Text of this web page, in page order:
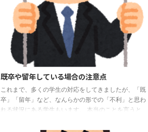
既卒や留年している場合の注意点
これまで、多くの学生の対応をしてきましたが、「既
卒」「留年」など、なんらかの形での「不利」と思わ
れる状況にある学生もいます。 本当のことを言うと、
ません。大切なことは、 「理由」が何か その「理